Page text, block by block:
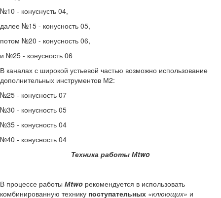
№10 - конуснусть 04,
далее №15 - конусность 05,
потом №20 - конусность 06,
и №25 - конусность 06
В каналах с широкой устьевой частью возможно использование
дополнительных инструментов М2:
№25 - конусность 07
№30 - конусность 05
№35 - конусность 04
№40 - конусность 04
Техника работы Мtwo
В процессе работы Мtwo рекомендуется в использовать
комбинированную технику поступательных «клюющих» и